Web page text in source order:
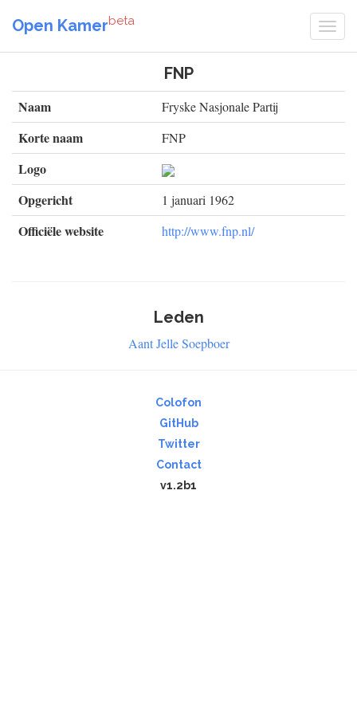
Open Kamerbeta
FNP
Naam Fryske Nasjonale Partij
Korte naam FNP
Logo
Opgericht
1 januari 1962
Officiële website http://www.fnp.nl/
Leden
Aant Jelle Soepboer
Colofon
GitHub
Twitter
Contact
v1.2b1